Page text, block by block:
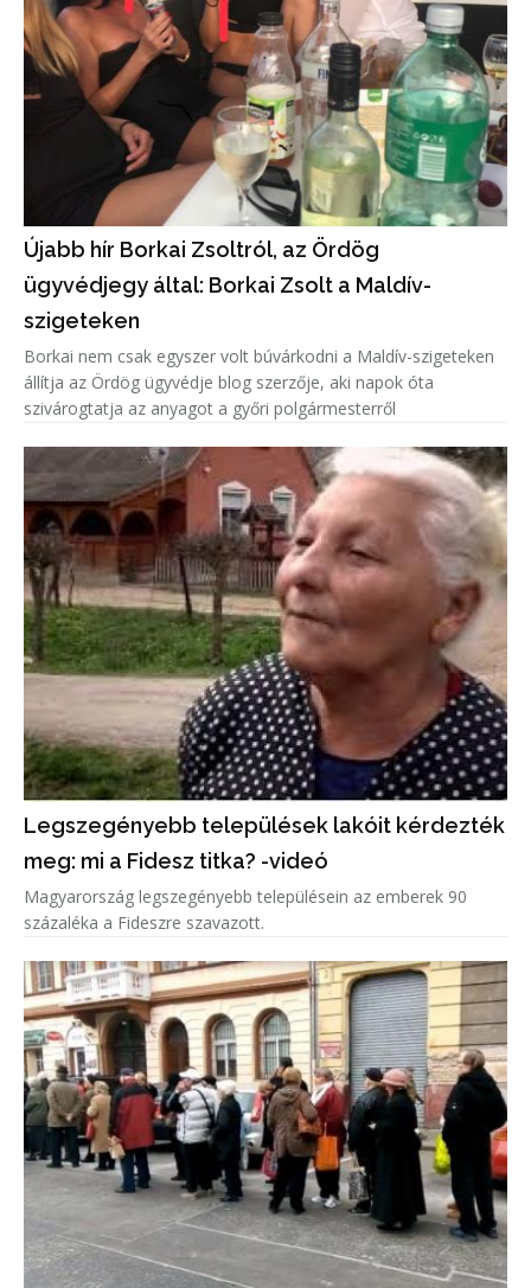
Újabb hír Borkai Zsoltról, az Ördög
ügyvédjegy által: Borkai Zsolt a Maldív-
szigeteken
Borkai nem csak egyszer volt búvárkodni a Maldív-szigeteken
állítja az Ördög ügyvédje blog szerzője, aki napok óta
szivárogtatja az anyagot a győri polgármesterről
Legszegényebb települések lakóit kérdezték
meg: mi a Fidesz titka? -videó
Magyarország legszegényebb településein az emberek 90
százaléka a Fideszre szavazott.